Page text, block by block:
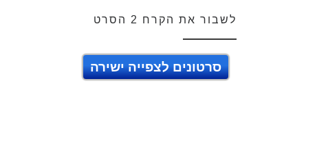
לשבור את הקרח 2 הסרט
סרטונים לצפייה ישירה